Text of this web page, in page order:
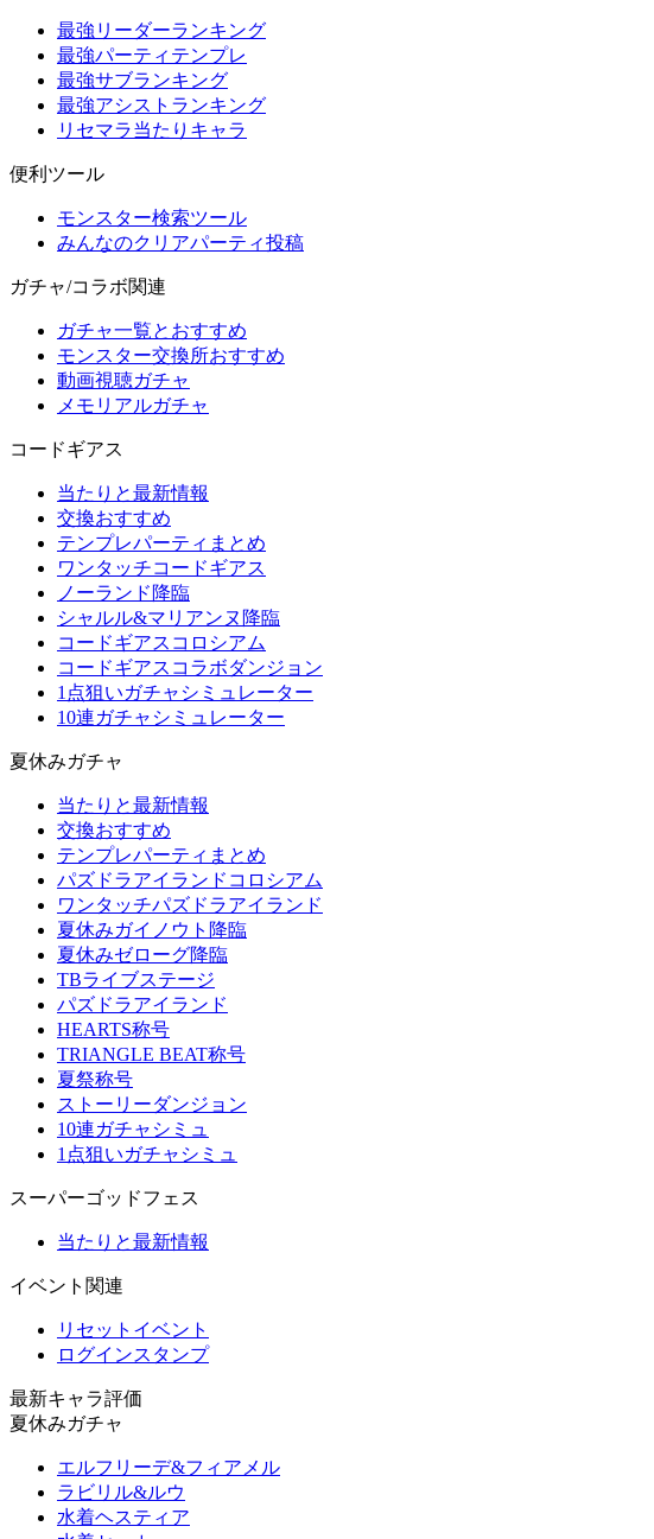
最強リーダーランキング
最強パーティテンプレ
最強サブランキング
最強アシストランキング
リセマラ当たりキャラ
便利ツール
モンスター検索ツール
みんなのクリアパーティ投稿
ガチャ/コラボ関連
ガチャ一覧とおすすめ
モンスター交換所おすすめ
動画視聴ガチャ
メモリアルガチャ
コードギアス
当たりと最新情報
交換おすすめ
テンプレパーティまとめ
ワンタッチコードギアス
ノーランド降臨
シャルル&マリアンヌ降臨
コードギアスコロシアム
コードギアスコラボダンジョン
1点狙いガチャシミュレーター
10連ガチャシミュレーター
夏休みガチャ
当たりと最新情報
交換おすすめ
テンプレパーティまとめ
パズドラアイランドコロシアム
ワンタッチパズドラアイランド
夏休みガイノウト降臨
夏休みゼローグ降臨
TBライブステージ
パズドラアイランド
HEARTS称号
TRIANGLE BEAT称号
夏祭称号
ストーリーダンジョン
10連ガチャシミュ
1点狙いガチャシミュ
スーパーゴッドフェス
当たりと最新情報
イベント関連
リセットイベント
ログインスタンプ
最新キャラ評価
夏休みガチャ
エルフリーデ&フィアメル
ラビリル&ルウ
水着ヘスティア